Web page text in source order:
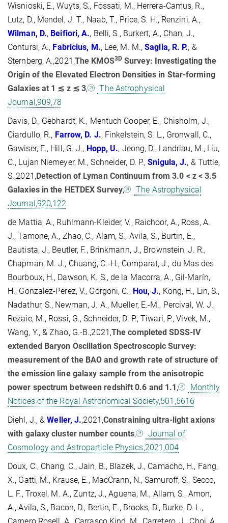
Wisnioski, E., Wuyts, S., Fossati, M., Herrera-Camus, R.,
Lutz, D., Mendel, J. T., Naab, T., Price, S. H., Renzini, A.,
Wilman, D., Beifiori, A., Belli, S., Burkert, A., Chan, J.,
Contursi, A., Fabricius, M., Lee, M. M.,Saglia, R. P., &
Sternberg, A.,2021,The KMOS3DSurvey: Investigating the
Origin of the Elevated Electron Densities in Star-forming
Galaxies at 1 ≲ z ≲ 3,
The Astrophysical
Journal,909,78
Davis, D., Gebhardt, K., Mentuch Cooper, E., Chisholm, J.,
Ciardullo, R., Farrow, D. J., Finkelstein, S. L., Gronwall, C.,
Gawiser, E., Hill, G. J., Hopp, U., Jeong, D., Landriau, M., Liu,
C., Lujan Niemeyer, M., Schneider, D. P.,Snigula, J., & Tuttle,
S.,2021,Detection of Lyman Continuum from 3.0 < z < 3.5
Galaxies in the HETDEX Survey,
The Astrophysical
Journal,920,122
de Mattia, A., Ruhlmann-Kleider, V., Raichoor, A., Ross, A.
J., Tamone, A., Zhao, C., Alam, S., Avila, S., Burtin, E.,
Bautista, J., Beutler, F., Brinkmann, J., Brownstein, J. R.,
Chapman, M. J., Chuang, C.-H., Comparat, J., du Mas des
Bourboux, H., Dawson, K. S., de la Macorra, A., Gil-Marín,
H., Gonzalez-Perez, V., Gorgoni, C., Hou, J., Kong, H., Lin, S.,
Nadathur, S., Newman, J. A., Mueller, E.-M., Percival, W. J.,
Rezaie, M., Rossi, G., Schneider, D. P., Tiwari, P., Vivek, M.,
Wang, Y., & Zhao, G.-B.,2021,The completed SDSS-IV
extended Baryon Oscillation Spectroscopic Survey:
measurement of the BAO and growth rate of structure of
the emission line galaxy sample from the anisotropic
power spectrum between redshift 0.6 and 1.1,
Monthly
Notices of the Royal Astronomical Society,501,5616
Diehl, J., &Weller, J.,2021,Constraining ultra-light axions
with galaxy cluster number counts,
Journal of
Cosmology and Astroparticle Physics,2021,004
Doux, C., Chang, C., Jain, B., Blazek, J., Camacho, H., Fang,
X., Gatti, M., Krause, E., MacCrann, N., Samuroff, S., Secco,
L. F., Troxel, M. A., Zuntz, J., Aguena, M., Allam, S., Amon,
A., Avila, S., Bacon, D., Bertin, E., Brooks, D., Burke, D. L.,